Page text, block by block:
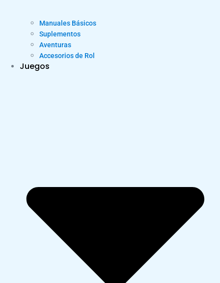
Manuales Básicos
Suplementos
Aventuras
Accesorios de Rol
Juegos